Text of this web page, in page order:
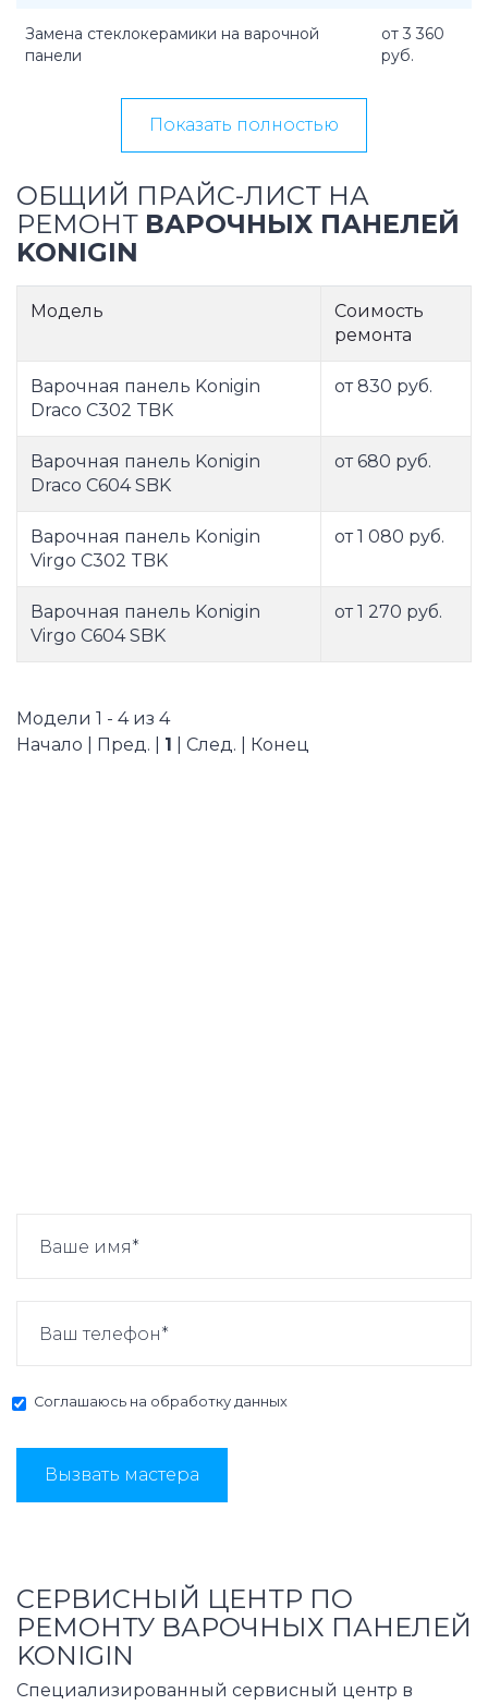
Замена стеклокерамики на варочной
панели
от 3 360
руб.
Показать полностью
ОБЩИЙ ПРАЙС-ЛИСТ НА
РЕМОНТ ВАРОЧНЫХ ПАНЕЛЕЙ
KONIGIN
Модель
Соимость
ремонта
Варочная панель Konigin
Draco C302 TBK
от 830 руб.
Варочная панель Konigin
Draco C604 SBK
от 680 руб.
Варочная панель Konigin
Virgo C302 TBK
от 1 080 руб.
Варочная панель Konigin
Virgo C604 SBK
от 1 270 руб.
Модели 1 - 4 из 4
Начало | Пред. | 1 | След. | Конец
Соглашаюсь на обработку данных
Вызвать мастера
СЕРВИСНЫЙ ЦЕНТР ПО
РЕМОНТУ ВАРОЧНЫХ ПАНЕЛЕЙ
KONIGIN
Специализированный сервисный центр в